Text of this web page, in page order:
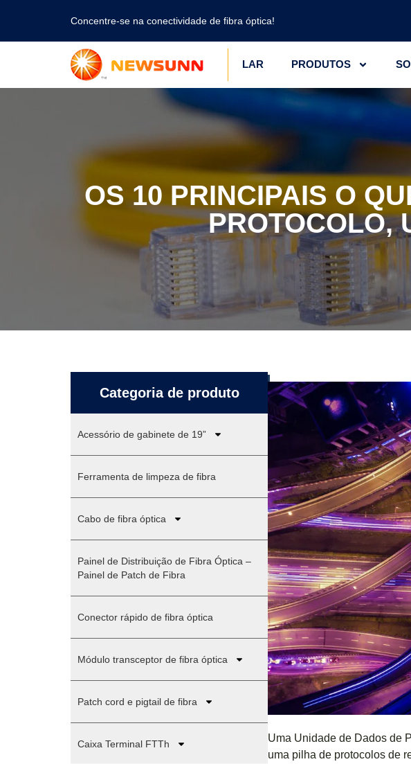
Concentre-se na conectividade de fibra óptica!
LAR PRODUTOS
OS 10 PRINCIPAIS O
PROTOCOLO,
Categoria de produto
Acessório de gabinete de 19”
Ferramenta de limpeza de fibra
Cabo de fibra óptica
Painel de Distribuição de Fibra Óptica –
Painel de Patch de Fibra
Conector rápido de fibra óptica
Módulo transceptor de fibra óptica
Patch cord e pigtail de fibra
Caixa Terminal FTTh
Uma Unidade de Dados de
uma pilha de protocolos de